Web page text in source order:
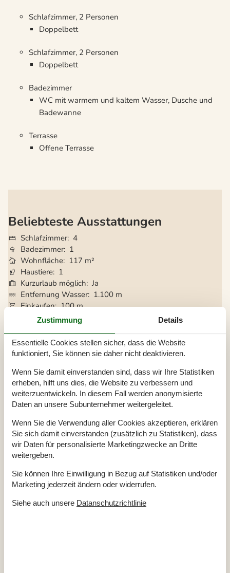
Schlafzimmer, 2 Personen
Doppelbett
Schlafzimmer, 2 Personen
Doppelbett
Badezimmer
WC mit warmem und kaltem Wasser, Dusche und
Badewanne
Terrasse
Offene Terrasse
Beliebteste Ausstattungen
Schlafzimmer 4
Badezimmer 1
Wohnfläche 117 m²
Haustiere 1
Kurzurlaub möglich Ja
Entfernung Wasser 1.100 m
Einkaufen 100 m
Kaminofen Ja
Geschirrspüler Ja
Nichtraucher
Ja
Gesamte Ausstattung
Badezimmer
TOILETTE. Heißes und kaltes Wasser
Diverse
Anzahl Haustiere 1
Anzahl kostenloser Kinder (<4 Jahre)
Baumaterial: Stein
Doppelhaus 117 m²
EL exkl.
Ganzjähriges Haus
Haustiere Ja 1
Zustimmung Details
Essentielle Cookies stellen sicher, dass die Website
funktioniert, Sie können sie daher nicht deaktivieren.
Wenn Sie damit einverstanden sind, dass wir Ihre Statistiken
erheben, hilft uns dies, die Website zu verbessern und
weiterzuentwickeln. In diesem Fall werden anonymisierte
Daten an unsere Subunternehmer weitergeleitet.
Wenn Sie die Verwendung aller Cookies akzeptieren, erklären
Sie sich damit einverstanden (zusätzlich zu Statistiken), dass
wir Daten für personalisierte Marketingzwecke an Dritte
weitergeben.
Sie können Ihre Einwilligung in Bezug auf Statistiken und/oder
Marketing jederzeit ändern oder widerrufen.
Siehe auch unsere Datanschutzrichtlinie